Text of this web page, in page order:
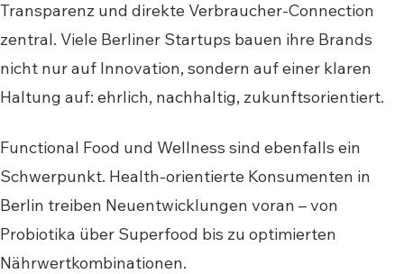
Transparenz und direkte Verbraucher-Connection
zentral. Viele Berliner Startups bauen ihre Brands
nicht nur auf Innovation, sondern auf einer klaren
Haltung auf: ehrlich, nachhaltig, zukunftsorientiert.
Functional Food und Wellness sind ebenfalls ein
Schwerpunkt. Health-orientierte Konsumenten in
Berlin treiben Neuentwicklungen voran – von
Probiotika über Superfood bis zu optimierten
Nährwertkombinationen.